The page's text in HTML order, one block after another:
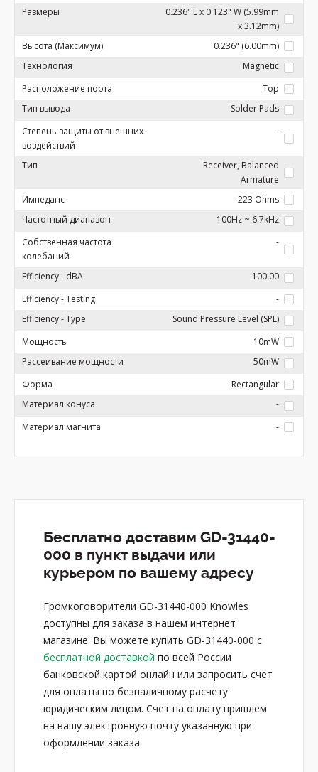
Размеры
0.236" L x 0.123" W (5.99mm
x 3.12mm)
Высота (Максимум)
0.236" (6.00mm)
Технология
Magnetic
Расположение порта
Top
Тип вывода
Solder Pads
Степень защиты от внешних
воздействий
-
Тип
Receiver, Balanced
Armature
Импеданс
223 Ohms
Частотный диапазон
100Hz ~ 6.7kHz
Собственная частота
колебаний
-
Efficiency - dBA
100.00
Efficiency - Testing
-
Efficiency - Type
Sound Pressure Level (SPL)
Мощность
10mW
Рассеивание мощности
50mW
Форма
Rectangular
Материал конуса
-
Материал магнита
-
Бесплатно доставим GD-31440-
000 в пункт выдачи или
курьером по вашему адресу
Громкоговорители GD-31440-000 Knowles
доступны для заказа в нашем интернет
магазине. Вы можете купить GD-31440-000 с
бесплатной доставкой по всей России
банковской картой онлайн или запросить счет
для оплаты по безналичному расчету
юридическим лицом. Счет на оплату пришлём
на вашу электронную почту указанную при
оформлении заказа.